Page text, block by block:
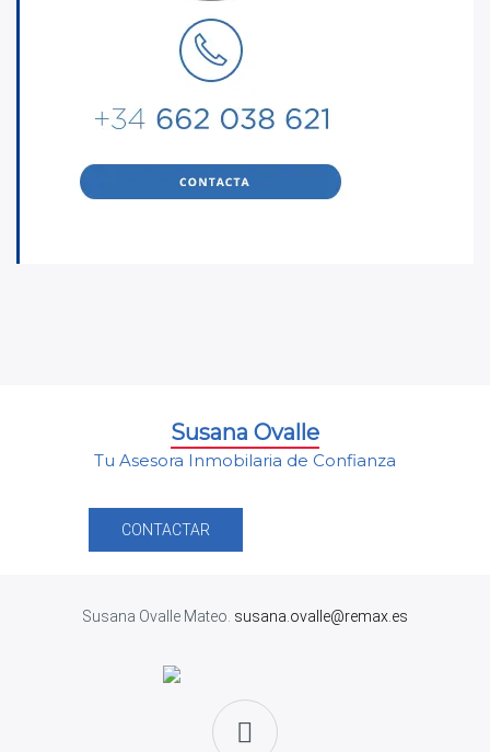
Susana Ovalle
Tu Asesora Inmobilaria de Confianza
CONTACTAR
Susana Ovalle Mateo. susana.ovalle@remax.es